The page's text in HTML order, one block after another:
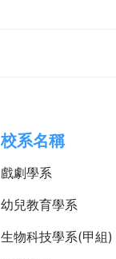
校系名稱
戲劇學系
幼兒教育學系
生物科技學系(甲組)